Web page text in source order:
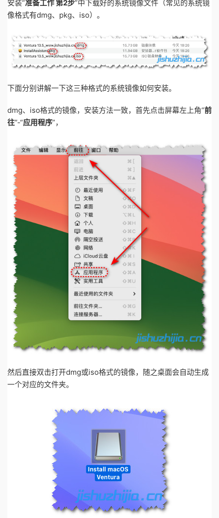
安装“准备工作 第2步”中下载好的系统镜像文件（常见的系统镜
像格式有dmg、pkg、iso）。
下面分别讲解一下这三种格式的系统镜像如何安装。
dmg、iso格式的镜像，安装方法一致，首先点击屏幕左上角“前
往”-“应用程序”，
然后直接双击打开dmg或iso格式的镜像，随之桌面会自动生成
一个对应的文件夹。